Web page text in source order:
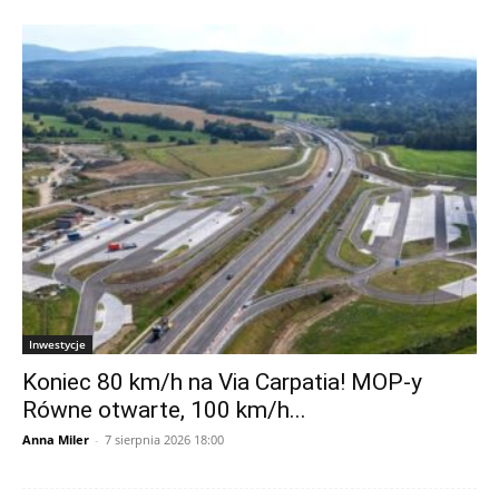
Inwestycje
Koniec 80 km/h na Via Carpatia! MOP-y
Równe otwarte, 100 km/h...
Anna Miler - 7 sierpnia 2026 18:00